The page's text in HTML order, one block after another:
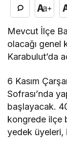
+
Mevcut İlçe
olacağı genel
Karabulut’da
6 Kasım
Sofrası’nda
başlayacak.
kongrede ilçe
yedek üyeleri,